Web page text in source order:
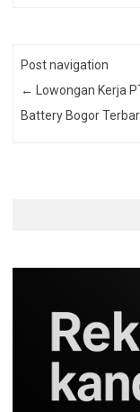
Post navigation
←
Lowongan Kerja
Battery Bogor